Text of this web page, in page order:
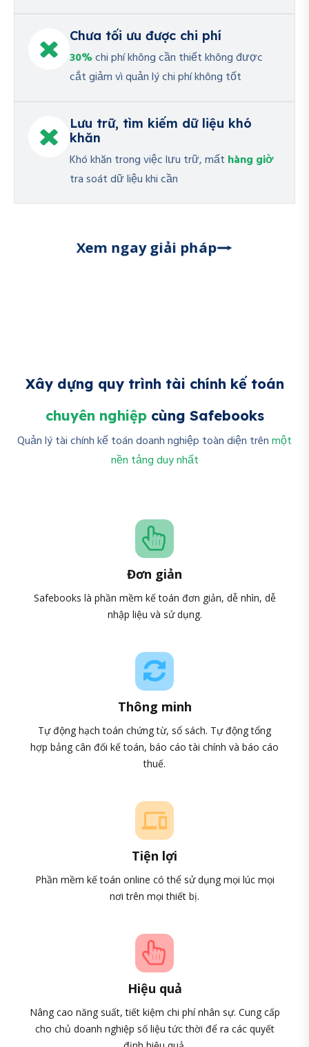
Chưa tối ưu được chi phí
30%chi phí không cần thiết không được
cắt giảm vì quản lý chi phí không tốt
Lưu trữ, tìm kiếm dữ liệu khó
khăn
Khó khăn trong việc lưu trữ, mất hàng giờ
tra soát dữ liệu khi cần
Xem ngay giải pháp
Xây dựng quy trình tài chính kế toán
chuyên nghiệpcùng Safebooks
Quản lý tài chính kế toán doanh nghiệp toàn diện trênmột
nền tảng duy nhất
Đơn giản
Safebooks là phần mềm kế toán đơn giản, dễ nhìn, dễ
nhập liệu và sử dụng.
Thông minh
Tự động hạch toán chứng từ, sổ sách. Tự động tổng
hợp bảng cân đối kế toán, báo cáo tài chính và báo cáo
thuế.
Tiện lợi
Phần mềm kế toán online có thể sử dụng mọi lúc mọi
nơi trên mọi thiết bị.
Hiệu quả
Nâng cao năng suất, tiết kiệm chi phí nhân sự. Cung cấp
cho chủ doanh nghiệp số liệu tức thời để ra các quyết